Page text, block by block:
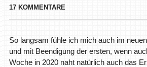
17 KOMMENTARE
So langsam fühle ich mich auch im
und mit Beendigung der ersten, wenn
Woche in 2020 naht natürlich auch das